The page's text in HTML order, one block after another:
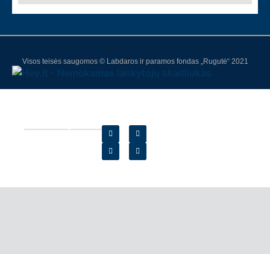
Visos teisės saugomos © Labdaros ir paramos fondas „Rugutė“ 2021